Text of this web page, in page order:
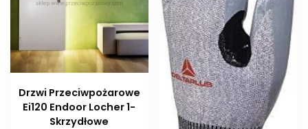
Drzwi Przeciwpożarowe
Ei120 Endoor Locher 1-
Skrzydłowe